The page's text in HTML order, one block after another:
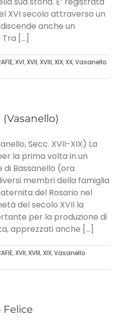
XVI secolo attraverso un
anche un
[...]
,XVI,XVII,XVIII,XIX,XX,Vasanello
Secc. XVII-XIX) La
la prima volta in un
Bassanello (ora
membri della famiglia
del Rosario nel
del secolo XVII la
per la produzione di
apprezzati anche [...]
,XVII,XVIII,XIX,Vasanello
Felice